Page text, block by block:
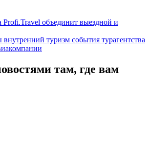
объединит выездной и
внутренний туризм события турагентства
там, где вам